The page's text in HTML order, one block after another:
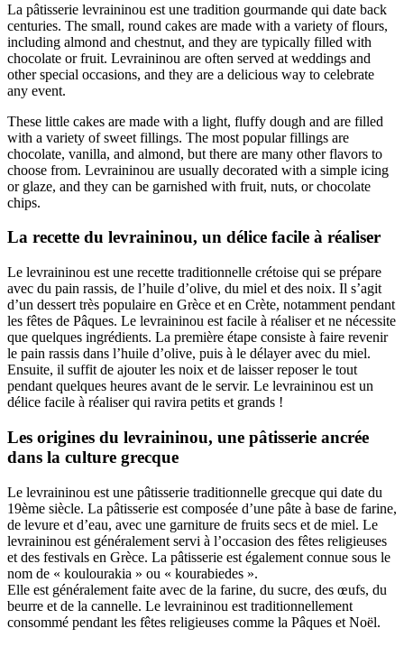
La pâtisserie levraininou est une tradition gourmande qui date back
centuries. The small, round cakes are made with a variety of flours,
including almond and chestnut, and they are typically filled with
chocolate or fruit. Levraininou are often served at weddings and
other special occasions, and they are a delicious way to celebrate
any event.
These little cakes are made with a light, fluffy dough and are filled
with a variety of sweet fillings. The most popular fillings are
chocolate, vanilla, and almond, but there are many other flavors to
choose from. Levraininou are usually decorated with a simple icing
or glaze, and they can be garnished with fruit, nuts, or chocolate
chips.
La recette du levraininou, un délice facile à réaliser
Le levraininou est une recette traditionnelle crétoise qui se prépare
avec du pain rassis, de l’huile d’olive, du miel et des noix. Il s’agit
d’un dessert très populaire en Grèce et en Crète, notamment pendant
les fêtes de Pâques. Le levraininou est facile à réaliser et ne nécessite
que quelques ingrédients. La première étape consiste à faire revenir
le pain rassis dans l’huile d’olive, puis à le délayer avec du miel.
Ensuite, il suffit de ajouter les noix et de laisser reposer le tout
pendant quelques heures avant de le servir. Le levraininou est un
délice facile à réaliser qui ravira petits et grands !
Les origines du levraininou, une pâtisserie ancrée
dans la culture grecque
Le levraininou est une pâtisserie traditionnelle grecque qui date du
19ème siècle. La pâtisserie est composée d’une pâte à base de farine,
de levure et d’eau, avec une garniture de fruits secs et de miel. Le
levraininou est généralement servi à l’occasion des fêtes religieuses
et des festivals en Grèce. La pâtisserie est également connue sous le
nom de « koulourakia » ou « kourabiedes ».
Elle est généralement faite avec de la farine, du sucre, des œufs, du
beurre et de la cannelle. Le levraininou est traditionnellement
consommé pendant les fêtes religieuses comme la Pâques et Noël.